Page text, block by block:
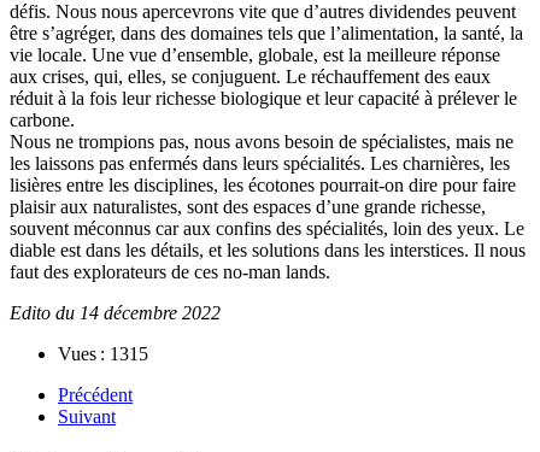
défis. Nous nous apercevrons vite que d’autres dividendes peuvent
être s’agréger, dans des domaines tels que l’alimentation, la santé, la
vie locale. Une vue d’ensemble, globale, est la meilleure réponse
aux crises, qui, elles, se conjuguent. Le réchauffement des eaux
réduit à la fois leur richesse biologique et leur capacité à prélever le
carbone.
Nous ne trompions pas, nous avons besoin de spécialistes, mais ne
les laissons pas enfermés dans leurs spécialités. Les charnières, les
lisières entre les disciplines, les écotones pourrait-on dire pour faire
plaisir aux naturalistes, sont des espaces d’une grande richesse,
souvent méconnus car aux confins des spécialités, loin des yeux. Le
diable est dans les détails, et les solutions dans les interstices. Il nous
faut des explorateurs de ces no-man lands.
Edito du 14 décembre 2022
Vues : 1315
Précédent
Suivant